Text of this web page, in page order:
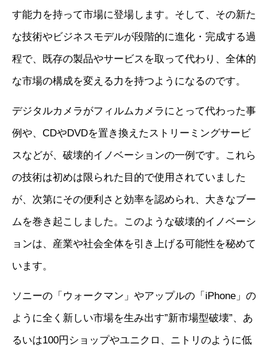
す能力を持って市場に登場します。そして、その新た
な技術やビジネスモデルが段階的に進化・完成する過
程で、既存の製品やサービスを取って代わり、全体的
な市場の構成を変える力を持つようになるのです。
デジタルカメラがフィルムカメラにとって代わった事
例や、CDやDVDを置き換えたストリーミングサービ
スなどが、破壊的イノベーションの一例です。これら
の技術は初めは限られた目的で使用されていました
が、次第にその便利さと効率を認められ、大きなブー
ムを巻き起こしました。このような破壊的イノベーシ
ョンは、産業や社会全体を引き上げる可能性を秘めて
います。
ソニーの「ウォークマン」やアップルの「iPhone」の
ように全く新しい市場を生み出す”新市場型破壊”、あ
るいは100円ショップやユニクロ、ニトリのように低